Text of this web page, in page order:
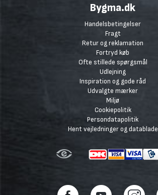
Bygma.dk
Handelsbetingelser
Fragt
Retur og reklamation
Fortryd køb
Ofte stillede spørgsmål
Udlejning
Inspiration og gode råd
Udvalgte mærker
Miljø
Cookiepolitik
Persondatapolitik
Hent vejledninger og datablade